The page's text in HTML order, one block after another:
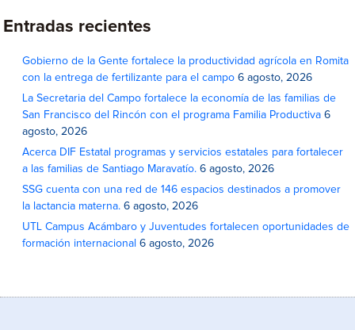
Entradas recientes
Gobierno de la Gente fortalece la productividad agrícola en Romita
con la entrega de fertilizante para el campo 6 agosto, 2026
La Secretaria del Campo fortalece la economía de las familias de
San Francisco del Rincón con el programa Familia Productiva 6
agosto, 2026
Acerca DIF Estatal programas y servicios estatales para fortalecer
a las familias de Santiago Maravatío. 6 agosto, 2026
SSG cuenta con una red de 146 espacios destinados a promover
la lactancia materna. 6 agosto, 2026
UTL Campus Acámbaro y Juventudes fortalecen oportunidades de
formación internacional 6 agosto, 2026